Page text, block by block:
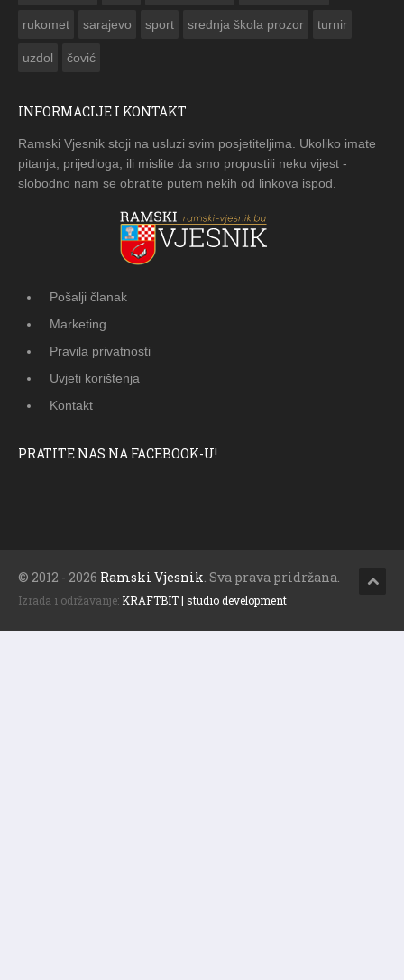
rukomet sarajevo sport srednja škola prozor turnir
uzdol čović
INFORMACIJE I KONTAKT
Ramski Vjesnik stoji na usluzi svim posjetiteljima. Ukoliko imate
pitanja, prijedloga, ili mislite da smo propustili neku vijest -
slobodno nam se obratite putem nekih od linkova ispod.
Pošalji članak
Marketing
Pravila privatnosti
Uvjeti korištenja
Kontakt
PRATITE NAS NA FACEBOOK-U!
© 2012 - 2026 Ramski Vjesnik. Sva prava pridržana.
Izrada i održavanje: KRAFTBIT | studio development